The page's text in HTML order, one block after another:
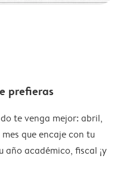
prefieras
te venga mejor: abril,
que encaje con tu
académico, fiscal ¡y